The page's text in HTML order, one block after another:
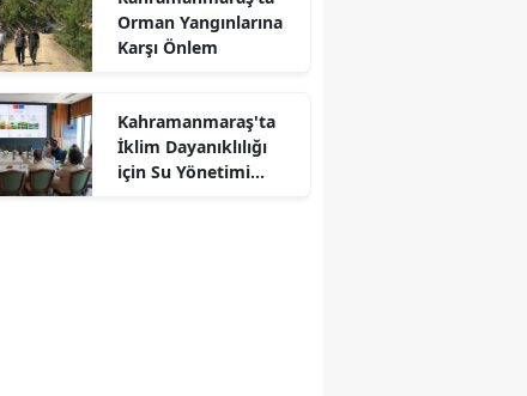
Orman Yangınlarına
Karşı Önlem
Kahramanmaraş'ta
İklim Dayanıklılığı
için Su Yönetimi